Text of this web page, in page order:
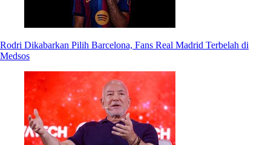
Rodri Dikabarkan Pilih Barcelona, Fans Real Madrid Terbelah di
Medsos